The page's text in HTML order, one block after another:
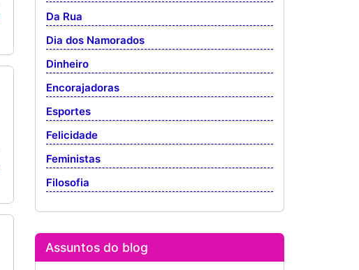
Da Rua
Dia dos Namorados
Dinheiro
Encorajadoras
Esportes
Felicidade
Feministas
Filosofia
Assuntos do blog